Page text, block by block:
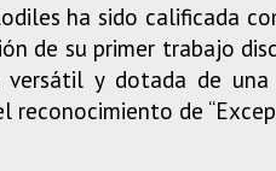
ha sido calificada
de su primer trabajo
versátil y dotada de una
reconocimiento de